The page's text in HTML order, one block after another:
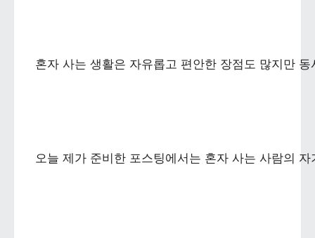
혼자 사는 생활은 자유롭고 편안한 장점도 많지만
오늘 제가 준비한 포스팅에서는 혼자 사는 사람의